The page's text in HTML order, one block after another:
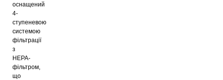
оснащений
4-
ступеневою
системою
фільтрації
з
НЕРА-
фільтром,
що